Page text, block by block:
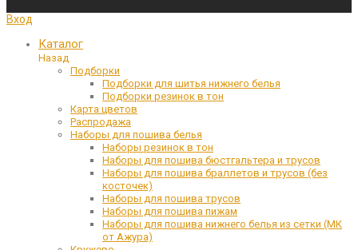
Вход
Каталог
Назад
Подборки
Подборки для шитья нижнего белья
Подборки резинок в тон
Карта цветов
Распродажа
Наборы для пошива белья
Наборы резинок в тон
Наборы для пошива бюстгальтера и трусов
Наборы для пошива браллетов и трусов (без
косточек)
Наборы для пошива трусов
Наборы для пошива пижам
Наборы для пошива нижнего белья из сетки (МК
от Ажура)